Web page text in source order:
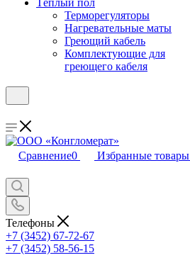
Тёплый пол
Терморегуляторы
Нагревательные маты
Греющий кабель
Комплектующие для
греющего кабеля
Сравнение0 Избранные товары
Телефоны
+7 (3452) 67-72-67
+7 (3452) 58-56-15